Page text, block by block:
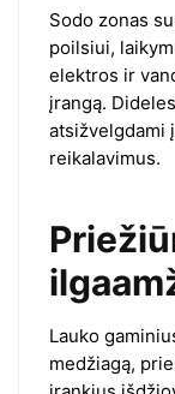
Sodo zonas
poilsiui,
elektros ir
įrangą.
atsižvelgdami
reikalavimus.
Lauko
medžiagą,